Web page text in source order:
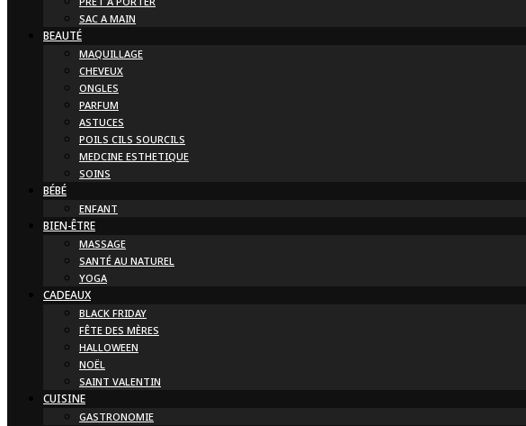
PRÊT A PORTER
SAC A MAIN
BEAUTÉ
MAQUILLAGE
CHEVEUX
ONGLES
PARFUM
ASTUCES
POILS CILS SOURCILS
MEDCINE ESTHETIQUE
SOINS
BÉBÉ
ENFANT
BIEN-ÊTRE
MASSAGE
SANTÉ AU NATUREL
YOGA
CADEAUX
BLACK FRIDAY
FÊTE DES MÈRES
HALLOWEEN
NOËL
SAINT VALENTIN
CUISINE
GASTRONOMIE